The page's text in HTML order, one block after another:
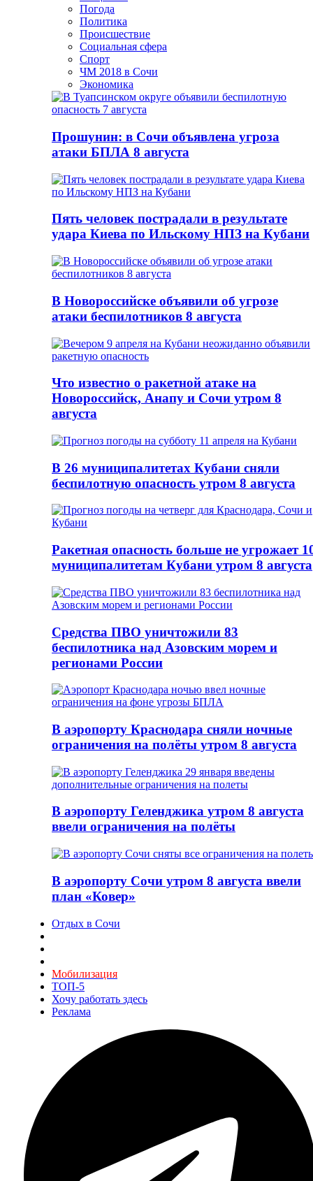
Погода
Политика
Происшествие
Социальная сфера
Спорт
ЧМ 2018 в Сочи
Экономика
Прошунин: в Сочи объявлена угроза
атаки БПЛА 8 августа
Пять человек пострадали в результате
удара Киева по Ильскому НПЗ на Кубани
В Новороссийске объявили об угрозе
атаки беспилотников 8 августа
Что известно о ракетной атаке на
Новороссийск, Анапу и Сочи утром 8
августа
В 26 муниципалитетах Кубани сняли
беспилотную опасность утром 8 августа
Ракетная опасность больше не угрожает
муниципалитетам Кубани утром 8 августа
Средства ПВО уничтожили 83
беспилотника над Азовским морем и
регионами России
В аэропорту Краснодара сняли ночные
ограничения на полёты утром 8 августа
В аэропорту Геленджика утром 8 августа
ввели ограничения на полёты
В аэропорту Сочи утром 8 августа ввели
план «Ковер»
Отдых в Сочи
Мобилизация
ТОП-5
Хочу работать здесь
Реклама